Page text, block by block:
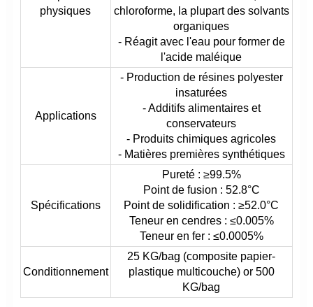
physiques
chloroforme, la plupart des solvants
organiques
- Réagit avec l'eau pour former de
l'acide maléique
Applications
- Production de résines polyester
insaturées
- Additifs alimentaires et
conservateurs
- Produits chimiques agricoles
- Matières premières synthétiques
Spécifications
Pureté : ≥99.5%
Point de fusion : 52.8°C
Point de solidification : ≥52.0°C
Teneur en cendres : ≤0.005%
Teneur en fer : ≤0.0005%
Conditionnement
25 KG/bag (composite papier-
plastique multicouche) or 500
KG/bag